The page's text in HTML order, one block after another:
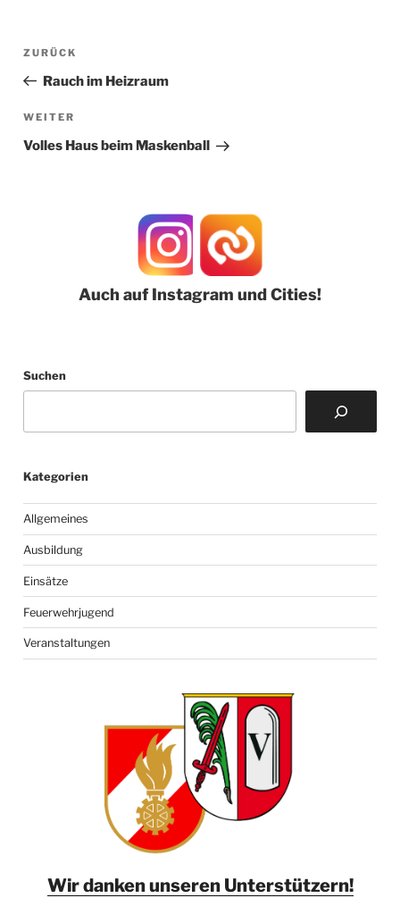
Beitragsnavigation
Vorheriger
ZURÜCK
Rauch im Heizraum
Nächster
Beitrag
WEITER
Volles Haus beim Maskenball
Auch auf Instagram und Cities!
Suchen
Kategorien
Allgemeines
Ausbildung
Einsätze
Feuerwehrjugend
Veranstaltungen
Wir danken unseren Unterstützern!